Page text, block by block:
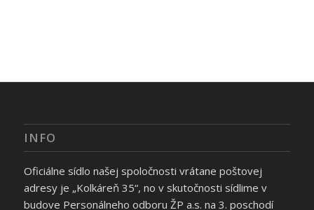
INFO
Oficiálne sídlo našej spoločnosti vrátane poštovej
adresy je „Kolkáreň 35“, no v skutočnosti sídlime v
budove Personálneho odboru ŽP a.s. na 3. poschodí